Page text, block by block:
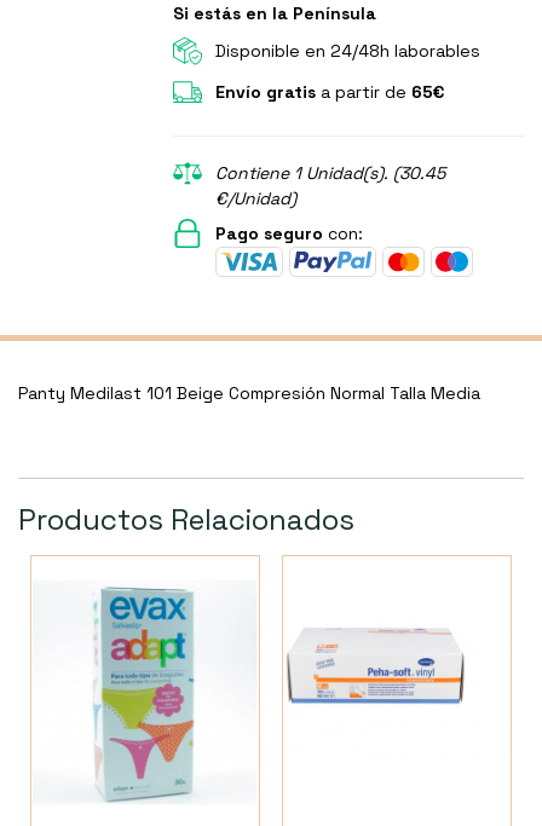
Si estás en la Península
Disponible en 24/48h laborables
Envío gratisa partir de 65€
Contiene 1 Unidad(s). (30.45
€/Unidad)
Pago seguro con:
Panty Medilast 101 Beige Compresión Normal Talla Media
Productos Relacionados